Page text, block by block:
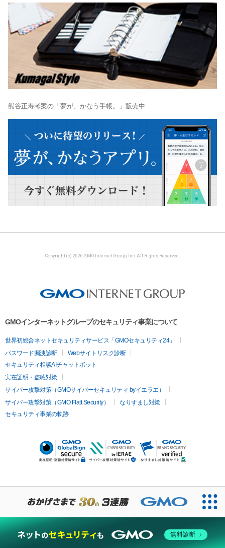
熊谷正寿考案の「夢が、かなう手帳。」販売中
Copyright (c) 2026 GMO Internet Group, Inc. All Rights Reserved.
GMOインターネットグループのセキュリティ事業について
世界初総合ネットセキュリティサービス「GMOセキュリティ24」
パスワード漏洩診断
Webサイトリスク診断
セキュリティ相談AIチャットボット
実在証明・盗聴対策
サイバー攻撃対策（GMOサイバーセキュリティ byイエラエ）
サイバー攻撃対策（GMO Flatt Security）
なりすまし対策
セキュリティ事業の軌跡
無料診断